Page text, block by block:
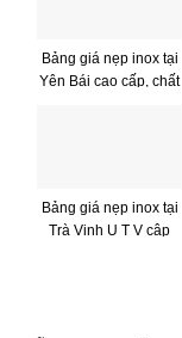
Bảng giá nẹp inox tại
Yên Bái cao cấp, chất
Bảng giá nẹp inox tại
Trà Vinh U T V cập